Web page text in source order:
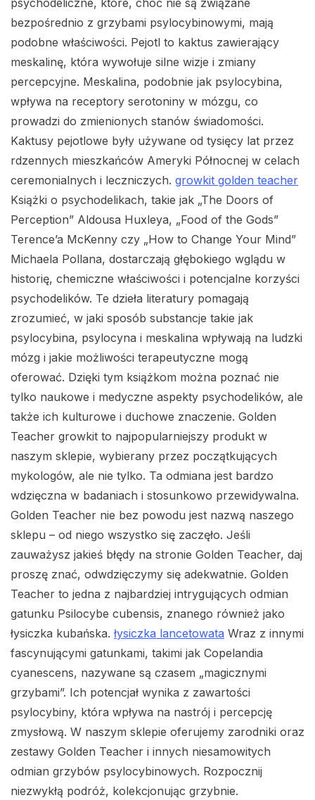
bezpośrednio z grzybami psylocybinowymi, mają
podobne właściwości. Pejotl to kaktus zawierający
meskalinę, która wywołuje silne wizje i zmiany
percepcyjne. Meskalina, podobnie jak psylocybina,
wpływa na receptory serotoniny w mózgu, co
prowadzi do zmienionych stanów świadomości.
Kaktusy pejotlowe były używane od tysięcy lat przez
rdzennych mieszkańców Ameryki Północnej w celach
ceremonialnych i leczniczych. growkit golden teacher
Książki o psychodelikach, takie jak „The Doors of
Perception” Aldousa Huxleya, „Food of the Gods”
Terence’a McKenny czy „How to Change Your Mind”
Michaela Pollana, dostarczają głębokiego wglądu w
historię, chemiczne właściwości i potencjalne korzyści
psychodelików. Te dzieła literatury pomagają
zrozumieć, w jaki sposób substancje takie jak
psylocybina, psylocyna i meskalina wpływają na ludzki
mózg i jakie możliwości terapeutyczne mogą
oferować. Dzięki tym książkom można poznać nie
tylko naukowe i medyczne aspekty psychodelików, ale
także ich kulturowe i duchowe znaczenie. Golden
Teacher growkit to najpopularniejszy produkt w
naszym sklepie, wybierany przez początkujących
mykologów, ale nie tylko. Ta odmiana jest bardzo
wdzięczna w badaniach i stosunkowo przewidywalna.
Golden Teacher nie bez powodu jest nazwą naszego
sklepu – od niego wszystko się zaczęło. Jeśli
zauważysz jakieś błędy na stronie Golden Teacher, daj
proszę znać, odwdzięczymy się adekwatnie. Golden
Teacher to jedna z najbardziej intrygujących odmian
gatunku Psilocybe cubensis, znanego również jako
łysiczka kubańska. łysiczka lancetowata Wraz z innymi
fascynującymi gatunkami, takimi jak Copelandia
cyanescens, nazywane są czasem „magicznymi
grzybami”. Ich potencjał wynika z zawartości
psylocybiny, która wpływa na nastrój i percepcję
zmysłową. W naszym sklepie oferujemy zarodniki oraz
zestawy Golden Teacher i innych niesamowitych
odmian grzybów psylocybinowych. Rozpocznij
niezwykłą podróż, kolekcjonując grzybnie.